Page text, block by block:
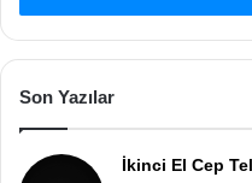
Son Yazılar
İkinci El Cep